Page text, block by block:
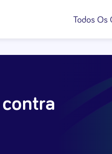
Todos Os